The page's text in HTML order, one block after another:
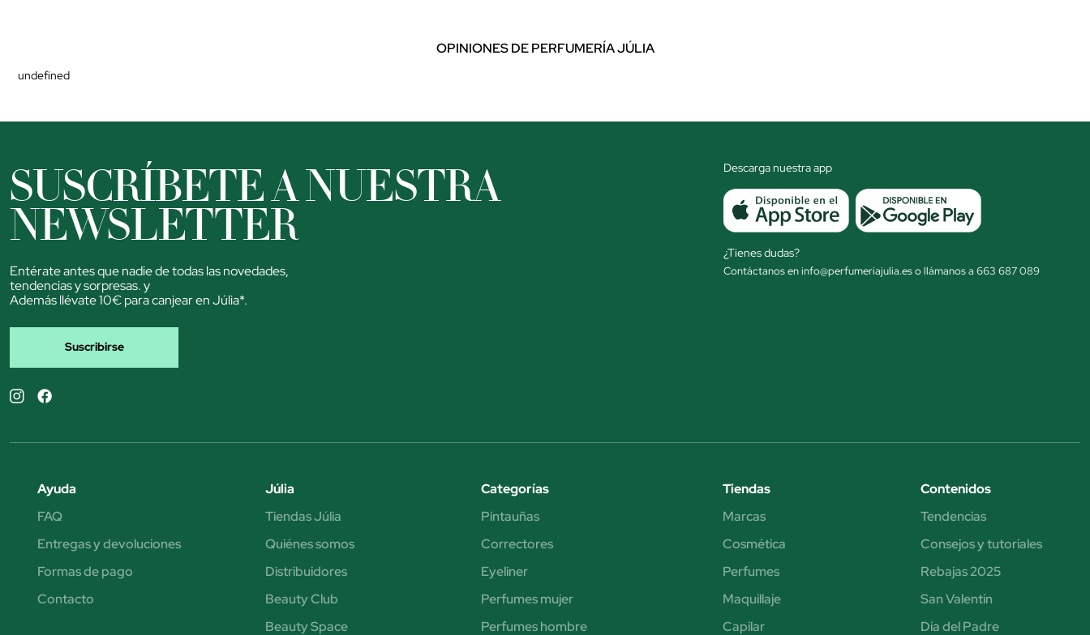
OPINIONES DE PERFUMERÍA JÚLIA
undefined
SUSCRÍBETE A NUESTRA
NEWSLETTER
Entérate antes que nadie de todas las novedades,
tendencias y sorpresas. y
Además llévate 10€ para canjear en Júlia*.
Suscribirse
Descarga nuestra app
¿Tienes dudas?
Contáctanos en info@perfumeriajulia.es o llámanos a 663 687 089
Ayuda
FAQ
Entregas y devoluciones
Formas de pago
Contacto
Júlia
Tiendas Júlia
Quiénes somos
Distribuidores
Beauty Club
Beauty Space
Categorías
Pintauñas
Correctores
Eyeliner
Perfumes mujer
Perfumes hombre
Tiendas
Marcas
Cosmética
Perfumes
Maquillaje
Capilar
Contenidos
Tendencias
Consejos y tutoriales
Rebajas 2025
San Valentín
Día del Padre